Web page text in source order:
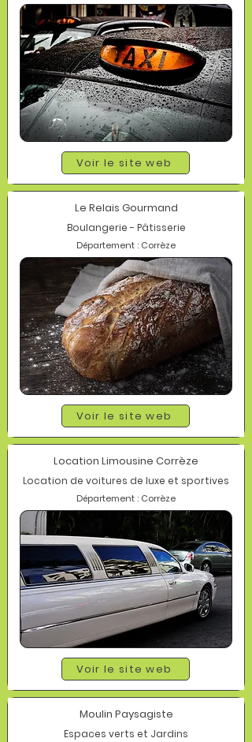
Voir le site web
Le Relais Gourmand
Boulangerie - Pâtisserie
Département : Corrèze
Voir le site web
Location Limousine Corrèze
Location de voitures de luxe et sportives
Département : Corrèze
Voir le site web
Moulin Paysagiste
Espaces verts et Jardins